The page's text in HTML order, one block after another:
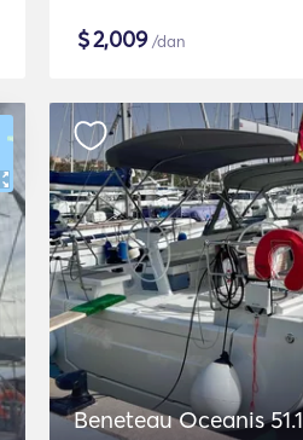
$2,009/dan
Beneteau Oceanis 51.1